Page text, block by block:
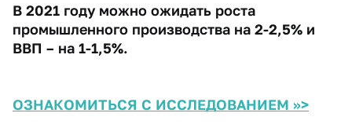
В 2021 году можно ожидать роста
промышленного производства на 2-2,5% и
ВВП – на 1-1,5%.
ОЗНАКОМИТЬСЯ С ИССЛЕДОВАНИЕМ >>>